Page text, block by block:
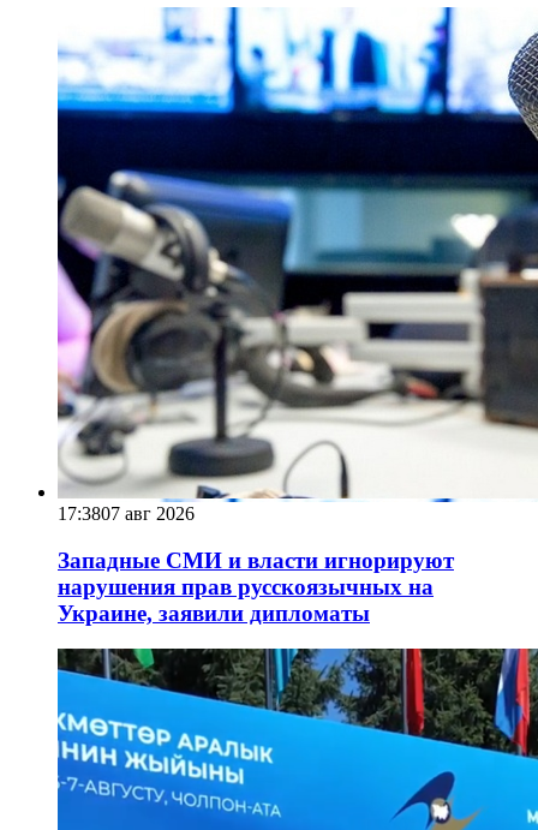
17:3807 авг 2026
Западные СМИ и власти игнорируют
нарушения прав русскоязычных на
Украине, заявили дипломаты